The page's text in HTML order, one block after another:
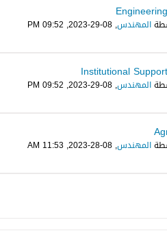
المهندس,
08-29-2023, 09:52 PM
Institutional
المهندس,
08-29-2023, 09:52 PM
المهندس,
08-28-2023, 11:53 AM